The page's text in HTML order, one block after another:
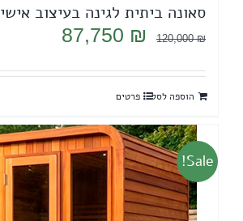
סאונה ביתית לגינה בעיצוב אישי
120,000₪
המחיר
היה:
120,000 ₪.
87,750 ₪
הוא:
הוספה לסל פרטים
Sale!